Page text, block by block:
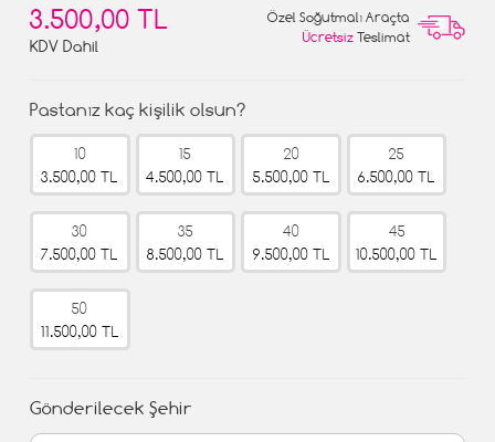
3.500,00 TL
KDV Dahil
Özel Soğutmalı Araçta
Ücretsiz Teslimat
Pastanız kaç kişilik olsun?
10
3.500,00 TL
15
4.500,00 TL
20
5.500,00 TL
25
6.500,00 TL
30
7.500,00 TL
35
8.500,00 TL
40
9.500,00 TL
45
10.500,00 TL
50
11.500,00 TL
Gönderilecek Şehir